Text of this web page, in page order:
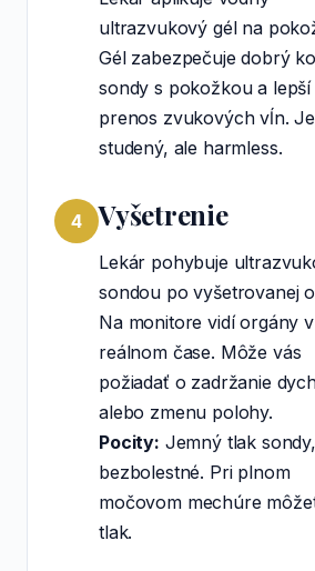
ultrazvukový gél na
Gél zabezpečuje dobrý
sondy s pokožkou a lepší
prenos zvukových vĺn. Je
studený, ale harmless.
4 Vyšetrenie
Lekár pohybuje
sondou po vyšetrovanej
Na monitore vidí orgány v
reálnom čase. Môže vás
požiadať o zadržanie
alebo zmenu polohy.
Pocity: Jemný tlak
bezbolestné. Pri plnom
močovom mechúre
tlak.